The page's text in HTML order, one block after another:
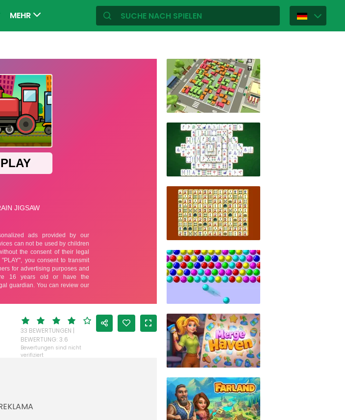
MEHR
33 BEWERTUNGEN |
BEWERTUNG: 3.6
Bewertungen sind nicht
verifiziert